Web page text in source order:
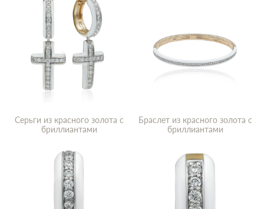
Серьги из красного золота с
бриллиантами
Браслет из красного золота с
бриллиантами